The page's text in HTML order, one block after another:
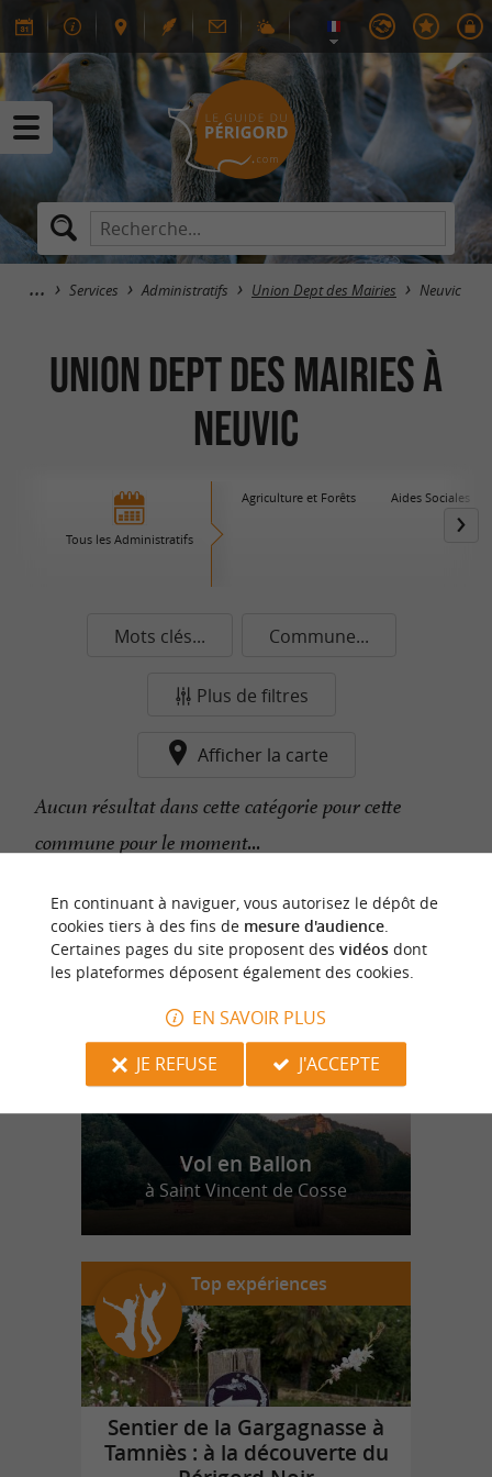
Services Administratifs Union Dept des Mairies Neuvic
Union Dept des Mairies à
Neuvic
Tous les Administratifs
Agriculture et Forêts Aides Sociales
Mots clés... Commune...
Plus de filtres
Afficher la carte
Aucun résultat dans cette catégorie pour cette
commune pour le moment...
n
o
t
r
e
c
o
u
p
d
e
c
o
e
u
r
Vol en Ballon
à Saint Vincent de Cosse
Top expériences
Sentier de la Gargagnasse à
Tamniès : à la découverte du
En continuant à naviguer, vous autorisez le dépôt de
cookies tiers à des fins de mesure d'audience.
Certaines pages du site proposent des vidéosdont
les plateformes déposent également des cookies.
EN SAVOIR PLUS
JE REFUSE
J'ACCEPTE